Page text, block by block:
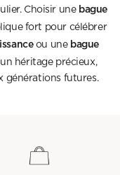
Choisir une bague
fort pour célébrer
ou une bague
héritage précieux,
générations futures.